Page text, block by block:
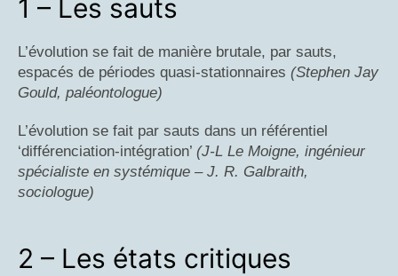
1 – Les sauts
L’évolution se fait de manière brutale, par sauts,
espacés de périodes quasi-stationnaires (Stephen Jay
Gould, paléontologue)
L’évolution se fait par sauts dans un référentiel
‘différenciation-intégration’ (J-L Le Moigne, ingénieur
spécialiste en systémique – J. R. Galbraith,
sociologue)
2 – Les états critiques